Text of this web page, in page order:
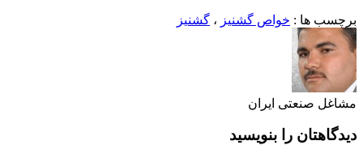
برچسب ها : خواص گشنیز ، گشنیز
مشاغل صنعتی ایران
دیدگاهتان را بنویسید